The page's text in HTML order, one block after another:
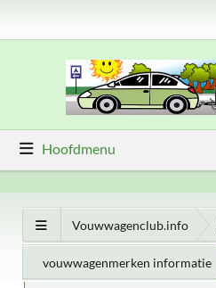
Hoofdmenu
Vouwwagenclub.info
vouwwagenmerken informatie